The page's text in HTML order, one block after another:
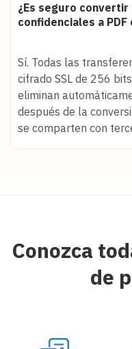
¿Es seguro
confidenciales a PDF
Sí. Todas las
cifrado SSL de 256
eliminan
después de la
se comparten con
Conozca
de